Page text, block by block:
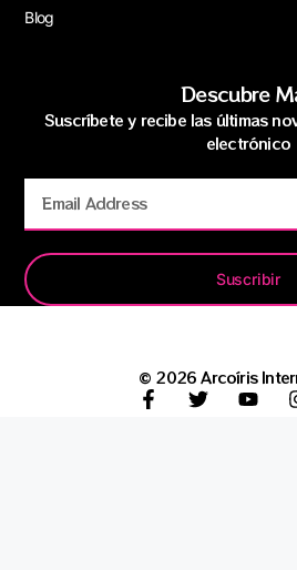
Blog
Descubre
Suscríbete y recibe las últimas
electrónico
Suscribir
© 2026 Arcoíris